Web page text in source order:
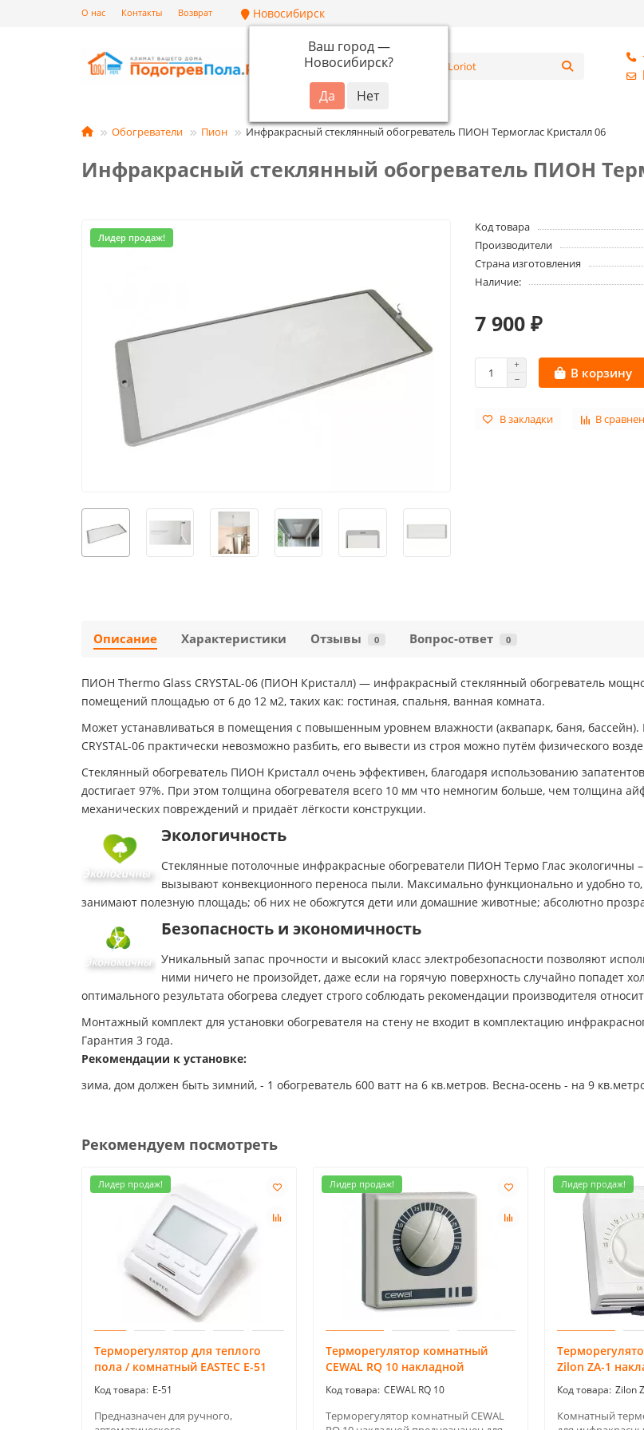
О нас Контакты Возврат Новосибирск
Ваш город —
Новосибирск?
Каталог
Обогреватели Пион Инфракрасный стеклянный обогреватель ПИОН Термоглас Кристалл 06
Инфракрасный стеклянный обогреватель ПИОН
Лидер продаж!
Код товара
Производители
Страна изготовления
Наличие:
7 900 ₽
В корзину
В закладки В
Описание Характеристики Отзывы 0 Вопрос-ответ 0
ПИОН Thermo Glass CRYSTAL-06 (ПИОН Кристалл) — инфракрасный стеклянный обогреватель
помещений площадью от 6 до 12 м2, таких как: гостиная, спальня, ванная комната.
Может устанавливаться в помещения с повышенным уровнем влажности (аквапарк, баня,
CRYSTAL-06 практически невозможно разбить, его вывести из строя можно путём физического
Стеклянный обогреватель ПИОН Кристалл очень эффективен, благодаря использованию
достигает 97%. При этом толщина обогревателя всего 10 мм что немногим больше, чем толщина
механических повреждений и придаёт лёгкости конструкции.
Экологичность
Стеклянные потолочные инфракрасные обогреватели ПИОН Термо Глас экологичны
вызывают конвекционного переноса пыли. Максимально функционально и удобно
занимают полезную площадь; об них не обожгутся дети или домашние животные; абсолютно
Безопасность и экономичность
Уникальный запас прочности и высокий класс электробезопасности позволяют
ними ничего не произойдет, даже если на горячую поверхность случайно попадет
оптимального результата обогрева следует строго соблюдать рекомендации производителя
Монтажный комплект для установки обогревателя на стену не входит в комплектацию
Гарантия 3 года.
Рекомендации к установке:
зима, дом должен быть зимний, - 1 обогреватель 600 ватт на 6 кв.метров. Весна-осень - на 9
Рекомендуем посмотреть
Лидер продаж!
Терморегулятор для теплого
пола / комнатный EASTEC Е-51
E-51
Предназначен для ручного,
Лидер продаж!
Терморегулятор комнатный
CEWAL RQ 10 накладной
CEWAL RQ 10
Терморегулятор комнатный CEWAL
Лидер продаж!
Zilon ZA-1
Zilon
Комнатный